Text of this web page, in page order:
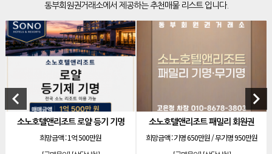
안토리조트 130평 개인 무기명
[리조트]한화 안토 77평 등기 기명
[리조트]한화 안토 67평 하프 등기 기명
한화리조트 스위트 회원제 무기명
[리조트] 소노 이그젝큐티브 회원제 무기명
[리조트]소노호텔앤리조트 로얄 회원제 기명
[리조트]소노호텔앤리조트 로얄 회원제 기명
동부회원권거래소에서 제공하는 추천매물 리스트 입니다.
keyboard_arrow_left
조트 로얄 등기 기명
1억 500만원
소노호텔앤리조트 패밀리 회원권
희망금액 : 기명 650만원 / 무기명 950만원
소노호텔앤리조
희망금
keyboard_arrow_right